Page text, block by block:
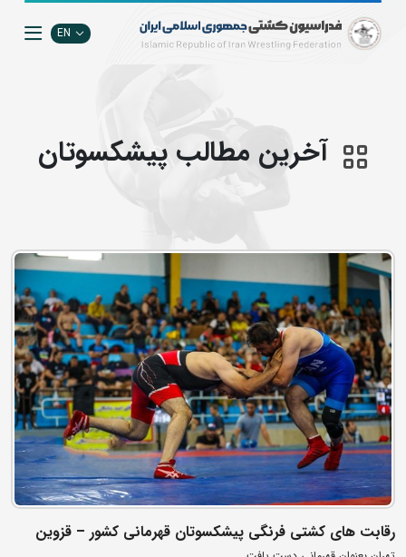
EN
آخرین مطالب پیشکسوتان
رقابت های کشتی فرنگی پیشکسوتان قهرمانی کشور – قزوین